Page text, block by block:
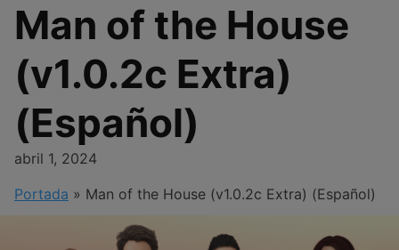
Man of the House
(v1.0.2c Extra)
(Español)
abril 1, 2024
Portada » Man of the House (v1.0.2c Extra) (Español)